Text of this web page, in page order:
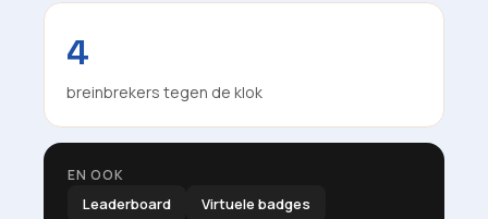
4
breinbrekers tegen de klok
EN OOK
Leaderboard Virtuele badges